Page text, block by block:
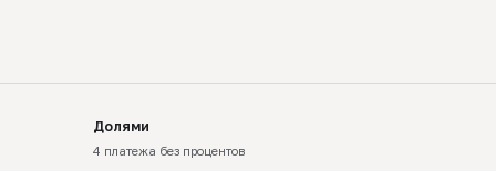
Долями
4 платежа без процентов